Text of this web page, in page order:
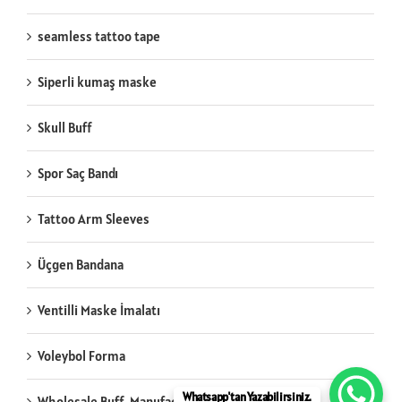
seamless tattoo tape
Siperli kumaş maske
Skull Buff
Spor Saç Bandı
Tattoo Arm Sleeves
Üçgen Bandana
Ventilli Maske İmalatı
Voleybol Forma
Whatsapp'tan Yazabilirsiniz.